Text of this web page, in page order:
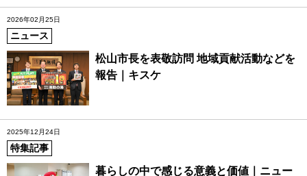
2026年02月25日
ニュース
松山市長を表敬訪問 地域貢献活動などを
報告｜キスケ
2025年12月24日
特集記事
暮らしの中で感じる意義と価値｜ニュー